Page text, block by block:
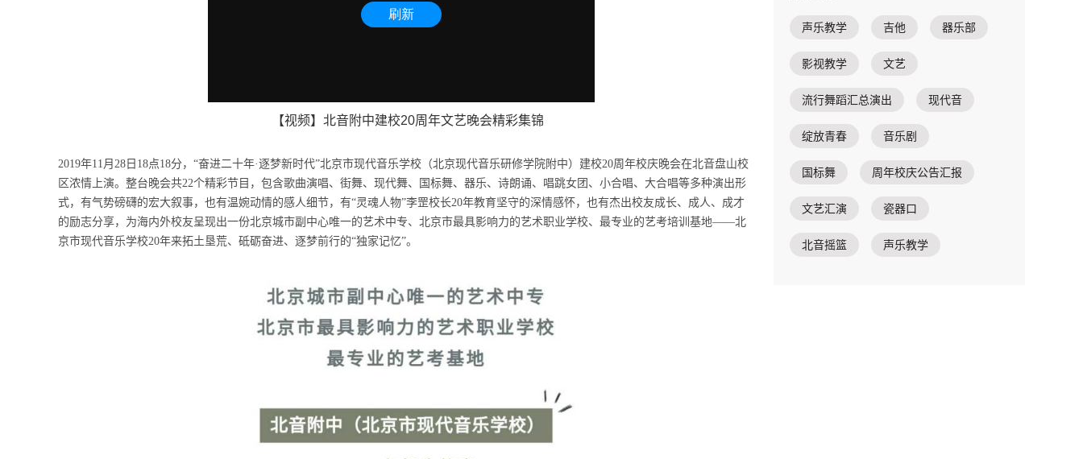
【视频】北音附中建校20周年文艺晚会精彩集锦
2019年11月28日18点18分，“奋进二十年·逐梦新时代”北京市现代音乐学校（北京现代音乐研修学院附中）建校20周年校庆晚会在北音盘山校
区浓情上演。整台晚会共22个精彩节目，包含歌曲演唱、街舞、现代舞、国标舞、器乐、诗朗诵、唱跳女团、小合唱、大合唱等多种演出形
式，有气势磅礴的宏大叙事，也有温婉动情的感人细节，有“灵魂人物”李罡校长20年教育坚守的深情感怀，也有杰出校友成长、成人、成才
的励志分享，为海内外校友呈现出一份北京城市副中心唯一的艺术中专、北京市最具影响力的艺术职业学校、最专业的艺考培训基地——北
京市现代音乐学校20年来拓土垦荒、砥砺奋进、逐梦前行的“独家记忆”。
声乐教学 吉他 器乐部
影视教学 文艺
流行舞蹈汇总演出 现代音
绽放青春 音乐剧
国标舞 周年校庆公告汇报
文艺汇演 瓷器口
北音摇篮 声乐教学